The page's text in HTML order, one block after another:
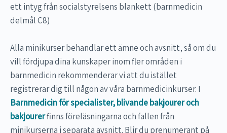
ett intyg från socialstyrelsens blankett (barnmedicin
delmål C8)
Alla minikurser behandlar ett ämne och avsnitt, så om du
vill fördjupa dina kunskaper inom fler områden i
barnmedicin rekommenderar vi att du istället
registrerar dig till någon av våra barnmedicinkurser. I
Barnmedicin för specialister, blivande bakjourer och
bakjourerfinns föreläsningarna och fallen från
minikurserna i separata avsnitt. Blir du prenumerant på